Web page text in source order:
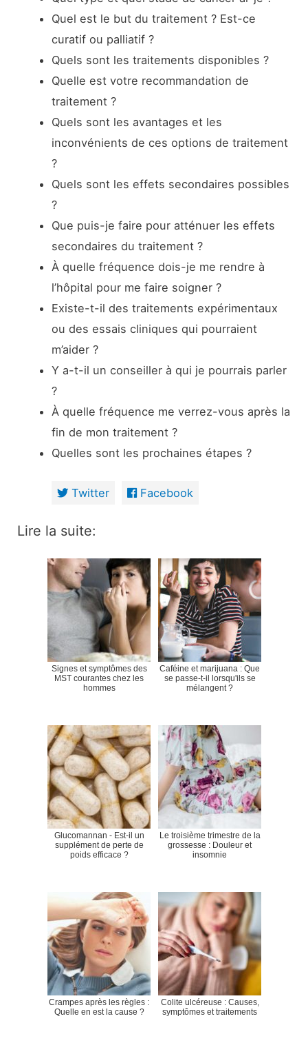
Quel est le but du traitement ? Est-ce
curatif ou palliatif ?
Quels sont les traitements disponibles ?
Quelle est votre recommandation de
traitement ?
Quels sont les avantages et les
inconvénients de ces options de traitement
?
Quels sont les effets secondaires possibles
?
Que puis-je faire pour atténuer les effets
secondaires du traitement ?
À quelle fréquence dois-je me rendre à
l’hôpital pour me faire soigner ?
Existe-t-il des traitements expérimentaux
ou des essais cliniques qui pourraient
m’aider ?
Y a-t-il un conseiller à qui je pourrais parler
?
À quelle fréquence me verrez-vous après la
fin de mon traitement ?
Quelles sont les prochaines étapes ?
Twitter Facebook
Lire la suite:
Signes et symptômes des
MST courantes chez les
hommes
Caféine et marijuana : Que
se passe-t-il lorsqu'ils se
mélangent ?
Glucomannan - Est-il un
supplément de perte de
poids efficace ?
Le troisième trimestre de la
grossesse : Douleur et
insomnie
Crampes après les règles :
Quelle en est la cause ?
Colite ulcéreuse : Causes,
symptômes et traitements